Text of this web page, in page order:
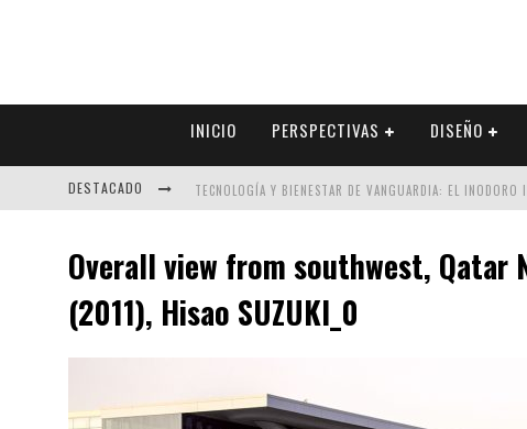
INICIO PERSPECTIVAS DISEÑO
DESTACADO TECNOLOGÍA Y BIENESTAR DE VANGUARDIA: EL INODORO
ALEXANDRA BEDOYA – LA CONSTANCIA DETRÁS DE LA
EL DESPERTAR DE LA CALIDEZ: ACABADOS DORADOS DE FV
Overall view from southwest, Qatar
(2011), Hisao SUZUKI_0